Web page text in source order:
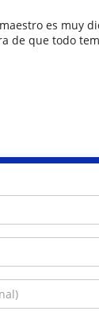
es muy
de que todo